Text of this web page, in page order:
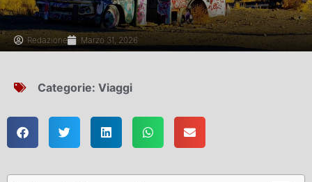
Redazione Marzo 31, 2026
Categorie: Viaggi